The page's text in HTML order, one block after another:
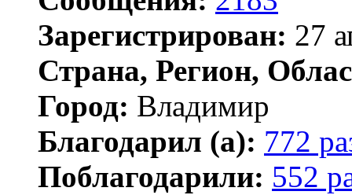
Зарегистрирован: 27
Страна, Регион,
Город: Владимир
Благодарил (а): 772
Поблагодарили: 552